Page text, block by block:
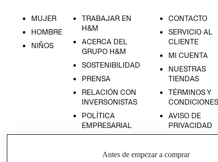
MUJER
HOMBRE
NIÑOS
TRABAJAR EN
H&M
ACERCA DEL
GRUPO H&M
SOSTENIBILIDAD
PRENSA
RELACIÓN CON
INVERSONISTAS
POLÍTICA
EMPRESARIAL
CONTACTO
SERVICIO AL
CLIENTE
MI CUENTA
NUESTRAS
TIENDAS
TÉRMINOS Y
CONDICIONES
AVISO DE
PRIVACIDAD
AVISO DE
Antes de empezar a comprar